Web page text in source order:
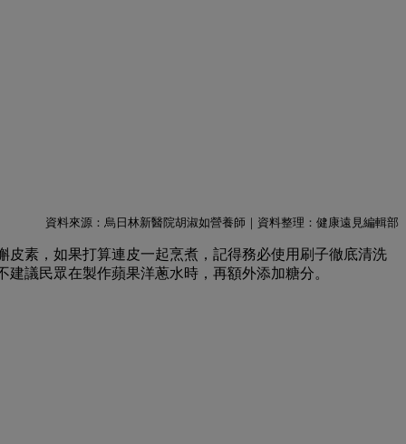
資料來源：烏日林新醫院胡淑如營養師｜資料整理：健康遠見編輯部
皮素，如果打算連皮一起烹煮，記得務必使用刷子徹底清洗
議民眾在製作蘋果洋蔥水時，再額外添加糖分。